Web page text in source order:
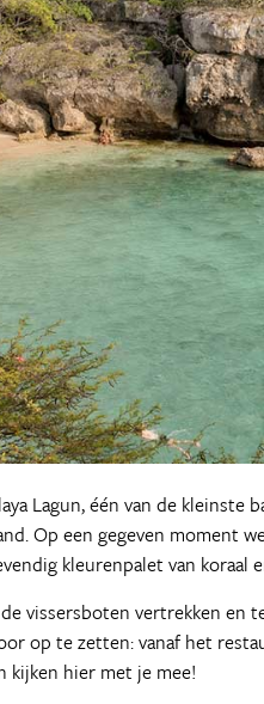
Lagun, één van de kleinste
Op een gegeven moment
kleurenpalet van koraal
de vissersboten vertrekken
op te zetten: vanaf het
kijken hier met je mee!